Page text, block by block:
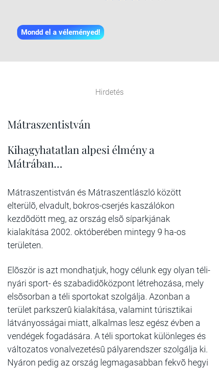
Mondd el a véleményed!
Hirdetés
Mátraszentistván
Kihagyhatatlan alpesi élmény a
Mátrában...
Mátraszentistván és Mátraszentlászló között
elterülõ, elvadult, bokros-cserjés kaszálókon
kezdõdött meg, az ország elsõ síparkjának
kialakítása 2002. októberében mintegy 9 ha-os
területen.
Elõször is azt mondhatjuk, hogy célunk egy olyan téli-
nyári sport- és szabadidõközpont létrehozása, mely
elsõsorban a téli sportokat szolgálja. Azonban a
terület parkszerû kialakítása, valamint túrisztikai
látványosságai miatt, alkalmas lesz egész évben a
vendégek fogadására. A téli sportokat különleges és
változatos vonalvezetésû pályarendszer szolgálja ki.
Nyáron pedig az ország legmagasabban fekvõ hegyi